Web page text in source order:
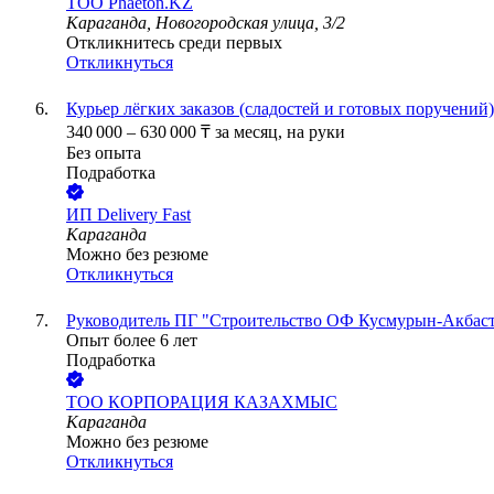
Караганда, Новогородская улица, 3/2
Откликнитесь среди первых
Откликнуться
Курьер лёгких заказов (сладостей и готовых поручений)
340 000 – 630 000 ₸ за месяц, на руки
Без опыта
Подработка
ИП Delivery Fast
Караганда
Можно без резюме
Откликнуться
Руководитель ПГ "Строительство ОФ Кусмурын-
Опыт более 6 лет
Подработка
ТОО КОРПОРАЦИЯ КАЗАХМЫС
Караганда
Можно без резюме
Откликнуться